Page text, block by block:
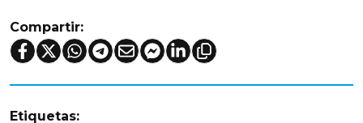
Compartir:
Etiquetas: